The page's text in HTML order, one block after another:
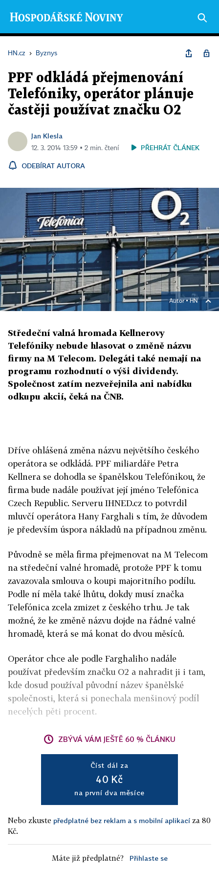
HN.cz › Byznys
PPF odkládá přejmenování
Telefóniky, operátor plánuje
častěji používat značku O2
Jan Klesla
12. 3. 2014 13:59 ▪ 2 min. čtení PŘEHRÁT ČLÁNEK
ODEBÍRAT AUTORA
Autor ▪HN
Středeční valná hromada Kellnerovy
Telefóniky nebude hlasovat o změně názvu
firmy na M Telecom. Delegáti také nemají na
programu rozhodnutí o výši dividendy.
Společnost zatím nezveřejnila ani nabídku
odkupu akcií, čeká na ČNB.
Dříve ohlášená změna názvu největšího českého
operátora se odkládá. PPF miliardáře Petra
Kellnera se dohodla se španělskou Telefónikou, že
firma bude nadále používat její jméno Telefónica
Czech Republic. Serveru IHNED.cz to potvrdil
mluvčí operátora Hany Farghali s tím, že důvodem
je především úspora nákladů na případnou změnu.
Původně se měla firma přejmenovat na M Telecom
na středeční valné hromadě, protože PPF k tomu
zavazovala smlouva o koupi majoritního podílu.
Podle ní měla také lhůtu, dokdy musí značka
Telefónica zcela zmizet z českého trhu. Je tak
možné, že ke změně názvu dojde na řádné valné
hromadě, která se má konat do dvou měsíců.
Operátor chce ale podle Farghaliho nadále
používat především značku O2 a nahradit ji i tam,
kde dosud používal původní název španělské
společnosti, která si ponechala menšinový podíl
necelých pěti procent.
ZBÝVÁ VÁM JEŠTĚ 60 % ČLÁNKU
Číst dál za
40 Kč
na první dva měsíce
Nebo zkuste předplatné bez reklam a s mobilní aplikací za 80
Kč.
Máte již předplatné? Přihlaste se